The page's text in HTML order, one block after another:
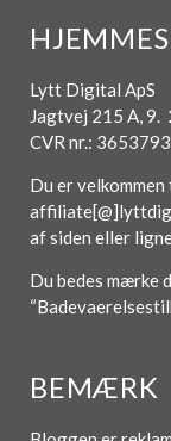
Lytt Digital ApS
Jagtvej 215 A, 9.
CVR nr.:
Du er
af siden eller
Du bedes mærke
BEMÆRK